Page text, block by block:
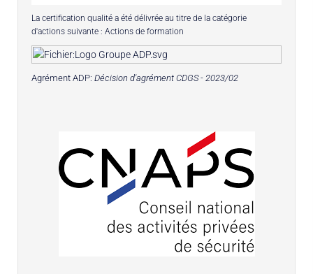
La certification qualité a été délivrée au titre de la catégorie
d'actions suivante : Actions de formation
Agrément ADP: Décision d'agrément CDGS - 2023/02